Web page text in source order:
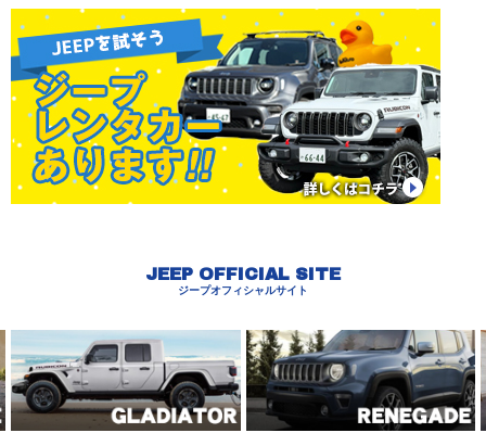
JEEP OFFICIAL SITE
ジープオフィシャルサイト